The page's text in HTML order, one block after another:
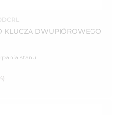
KLUCZA DWUPIÓROWEGO
stanu